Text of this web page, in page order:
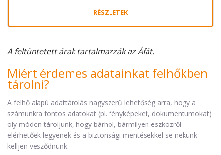
RÉSZLETEK
A feltüntetett árak tartalmazzák az Áfát.
Miért érdemes adatainkat felhőkben
tárolni?
A felhő alapú adattárolás nagyszerű lehetőség arra, hogy a
számunkra fontos adatokat (pl. fényképeket, dokumentumokat)
oly módon tároljunk, hogy bárhol, bármilyen eszközről
elérhetőek legyenek és a biztonsági mentésekkel se nekünk
kelljen vesződnünk.